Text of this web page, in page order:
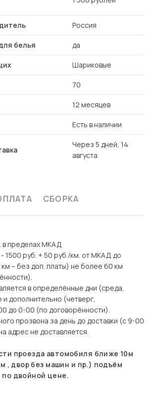
Россия
белья да
Шариковые
70
12 месяцев
Есть в наличии
Через 5 дней, 14
августа
СБОРКА
в пределах МКАД
1500 руб. + 50 руб./км. от МКАД до
– без доп. платы) не более 60 км
в определённые дни (среда,
дополнительно (четверг,
до 0-00 (по договорённости).
прозвона за день до доставки (с 9-00
адрес не доставляется.
проезда автомобиля ближе 10м
, двор без машин и пр.) подъём
двойной цене.